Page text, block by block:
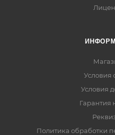
Условия
Условия
Гарантия
Политика обработки